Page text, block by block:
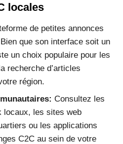
locales
de petites annonces
que son interface soit un
un choix populaire pour les
recherche d’articles
région.
Consultez les
locaux, les sites web
ou les applications
C2C au sein de votre